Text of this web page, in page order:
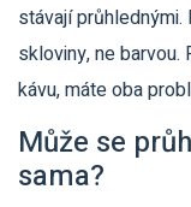
stávají
skloviny, ne
kávu, máte oba
Může se
sama?